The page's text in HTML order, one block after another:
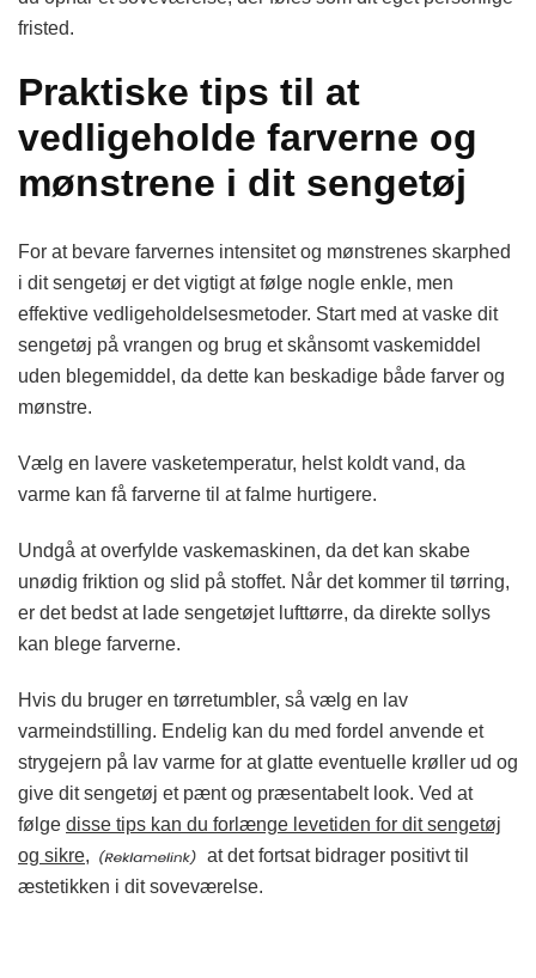
fristed.
Praktiske tips til at
vedligeholde farverne og
mønstrene i dit sengetøj
For at bevare farvernes intensitet og mønstrenes skarphed
i dit sengetøj er det vigtigt at følge nogle enkle, men
effektive vedligeholdelsesmetoder. Start med at vaske dit
sengetøj på vrangen og brug et skånsomt vaskemiddel
uden blegemiddel, da dette kan beskadige både farver og
mønstre.
Vælg en lavere vasketemperatur, helst koldt vand, da
varme kan få farverne til at falme hurtigere.
Undgå at overfylde vaskemaskinen, da det kan skabe
unødig friktion og slid på stoffet. Når det kommer til tørring,
er det bedst at lade sengetøjet lufttørre, da direkte sollys
kan blege farverne.
Hvis du bruger en tørretumbler, så vælg en lav
varmeindstilling. Endelig kan du med fordel anvende et
strygejern på lav varme for at glatte eventuelle krøller ud og
give dit sengetøj et pænt og præsentabelt look. Ved at
følge disse tips kan du forlænge levetiden for dit sengetøj
og sikre,
at det fortsat bidrager positivt til
æstetikken i dit soveværelse.